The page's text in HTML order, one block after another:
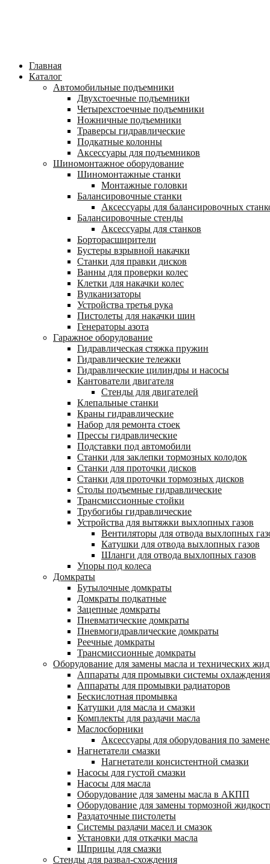
Главная
Каталог
Автомобильные подъемники
Двухстоечные подъемники
Четырехстоечные подъемники
Ножничные подъемники
Траверсы гидравлические
Подкатные колонны
Аксессуары для подъемников
Шиномонтажное оборудование
Шиномонтажные станки
Монтажные головки
Балансировочные станки
Аксессуары для балансировочных
Балансировочные стенды
Аксессуары для станков
Борторасширители
Бустеры взрывной накачки
Станки для правки дисков
Ванны для проверки колес
Клетки для накачки колес
Вулканизаторы
Устройства третья рука
Пистолеты для накачки шин
Генераторы азота
Гаражное оборудование
Гидравлическая стяжка пружин
Гидравлические тележки
Гидравлические цилиндры и насосы
Кантователи двигателя
Стенды для двигателей
Клепальные станки
Краны гидравлические
Набор для ремонта стоек
Прессы гидравлические
Подставки под автомобили
Станки для заклепки тормозных колодок
Станки для проточки дисков
Станки для проточки тормозных дисков
Столы подъемные гидравлические
Трансмиссионные стойки
Трубогибы гидравлические
Устройства для вытяжки выхлопных газов
Вентиляторы для отвода выхлопных
Катушки для отвода выхлопных газов
Шланги для отвода выхлопных газов
Упоры под колеса
Домкраты
Бутылочные домкраты
Домкраты подкатные
Зацепные домкраты
Пневматические домкраты
Пневмогидравлические домкраты
Реечные домкраты
Трансмиссионные домкраты
Оборудование для замены масла и технических
Аппараты для промывки системы охлаждения
Аппараты для промывки радиаторов
Бескислотная промывка
Катушки для масла и смазки
Комплекты для раздачи масла
Маслосборники
Аксессуары для оборудования по
Нагнетатели смазки
Нагнетатели консистентной смазки
Насосы для густой смазки
Насосы для масла
Оборудование для замены масла в АКПП
Оборудование для замены тормозной
Раздаточные пистолеты
Системы раздачи масел и смазок
Установки для откачки масла
Шприцы для смазки
Стенды для развал-схождения